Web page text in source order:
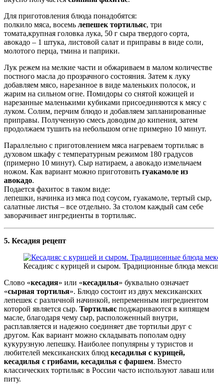
Для приготовления блюда понадобятся:
полкило мяса, восемь лепешек тортильяс, три
томата,крупная головка лука, 50 г сыра твердого сорта,
авокадо – 1 штука, листовой салат и приправы в виде соли,
молотого перца, тмина и паприки.
Лук режем на мелкие части и обжариваем в малом количестве
постного масла до прозрачного состояния. Затем к луку
добавляем мясо, нарезанное в виде маленьких полосок, и
жарим на сильном огне. Помидоры со снятой кожицей и
нарезанные маленькими кубиками присоединяются к мясу с
луком. Солим, перчим блюдо и добавляем запланированные
приправы. Полученную смесь доводим до кипения, затем
продолжаем тушить на небольшом огне примерно 10 минут.
Параллельно с приготовлением мяса нагреваем тортильяс в
духовом шкафу с температурным режимом 180 градусов
(примерно 10 минут). Сыр натираем, а авокадо измельчаем
ножом. Как вариант можно приготовить гуакамоле из
авокадо.
Подается фахитос в таком виде:
лепешки, начинка из мяса под соусом, гуакамоле, тертый сыр,
салатные листья – все отдельно. За столом каждый сам себе
заворачивает ингредиенты в тортильяс.
5. Кесадия рецепт
Кесадияс с курицей и сыром. Традиционные блюда
Слово «кесадия» или «кесадилья» буквально означает
«сырная тортилья». Блюдо состоит из двух мексиканских
лепешек с различной начинкой, непременным ингредиентом
которой является сыр. Тортильяс поджариваются в кипящем
масле, благодаря чему сыр, расположенный внутри,
расплавляется и надежно соединяет две тортильи друг с
другом. Как вариант можно складывать пополам одну
кукурузную лепешку. Наиболее популярны у туристов и
любителей мексиканских блюд кесадилья с курицей,
кесадилья с грибами, кесадилья с фаршем. Вместо
классических тортильяс в России часто используют лаваш или
питу.